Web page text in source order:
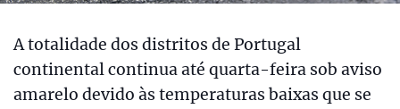
A totalidade dos distritos de Portugal
continental continua até quarta-feira sob aviso
amarelo devido às temperaturas baixas que se